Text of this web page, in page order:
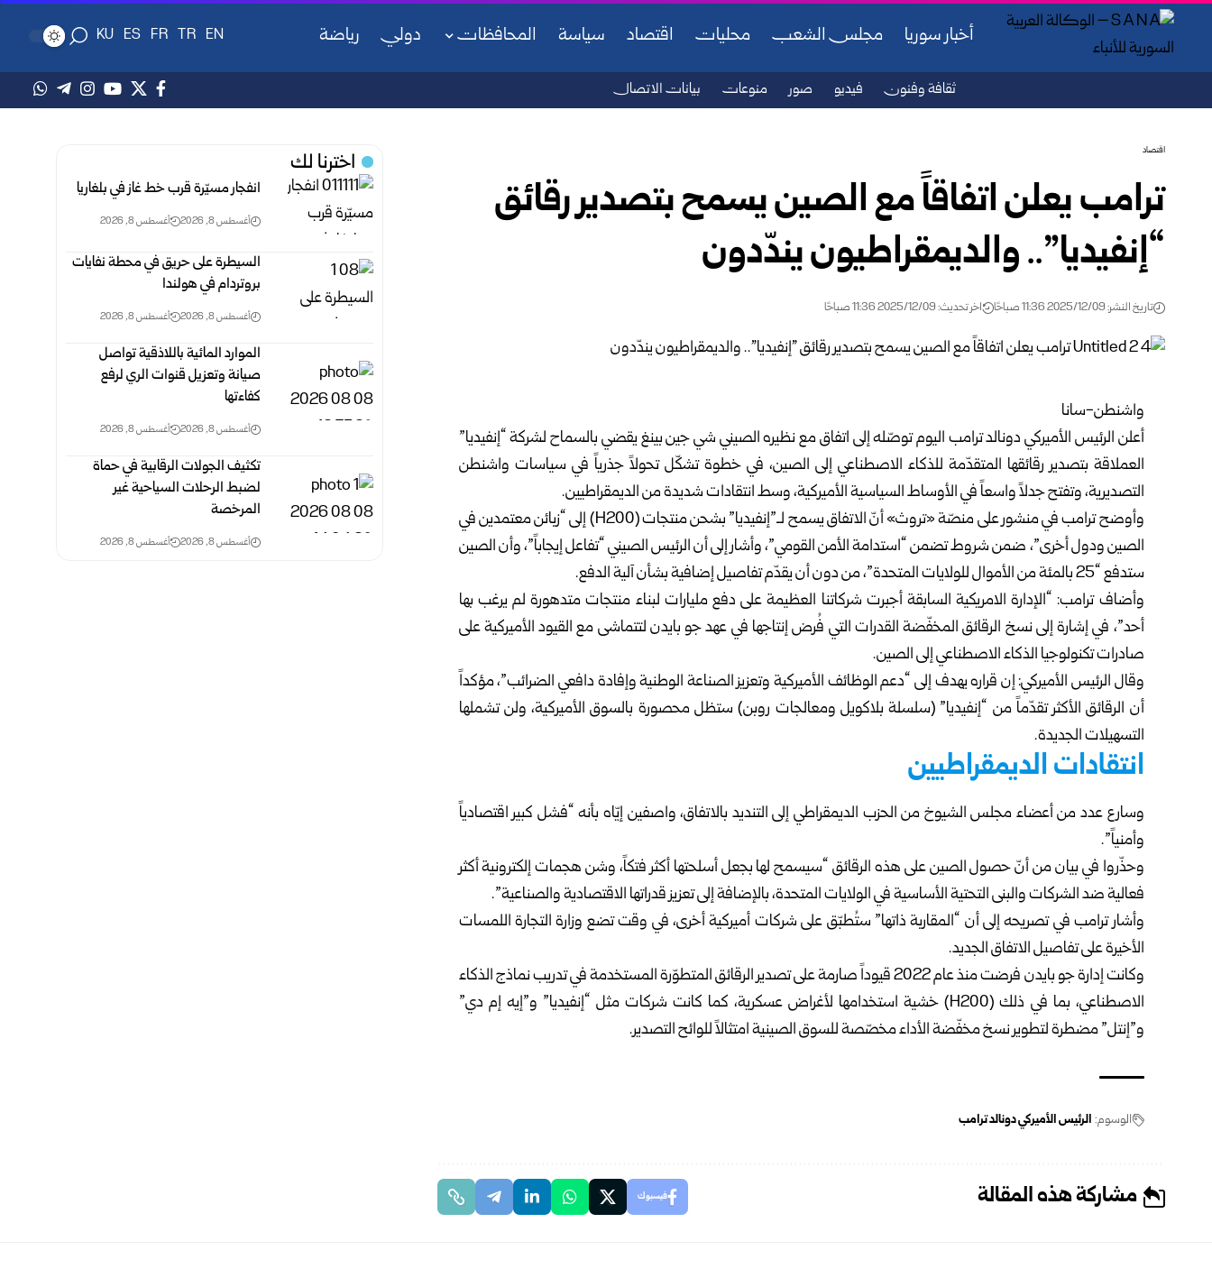
أخبار سوريا مجلس الشعب محليات اقتصاد سياسة المحافظات دولي رياضة EN
TR
FR
ES
KU
ثقافة وفنون فيديو صور منوعات بيانات الاتصال
اقتصاد
ترامب يعلن اتفاقاً مع الصين يسمح بتصدير رقائق
“إنفيديا”.. والديمقراطيون يندّدون
تاريخ النشر: 2025/12/09 11:36 صباحًا اخر تحديث: 2025/12/09 11:36 صباحًا
واشنطن-سانا
أعلن الرئيس الأميركي دونالد ترامب اليوم توصّله إلى اتفاق مع نظيره الصيني شي جين بينغ يقضي بالسماح لشركة “إنفيديا”
العملاقة بتصدير رقائقها المتقدّمة للذكاء الاصطناعي إلى الصين، في خطوة تشكّل تحولاً جذرياً في سياسات واشنطن
التصديرية، وتفتح جدلاً واسعاً في الأوساط السياسية الأميركية، وسط انتقادات شديدة من الديمقراطيين.
وأوضح ترامب في منشور على منصّة «تروث» أنّ الاتفاق يسمح لـ”إنفيديا” بشحن منتجات (H200) إلى “زبائن معتمدين في
الصين ودول أخرى”، ضمن شروط تضمن “استدامة الأمن القومي”، وأشار إلى أن الرئيس الصيني “تفاعل إيجاباً”، وأن الصين
ستدفع “25 بالمئة من الأموال للولايات المتحدة”، من دون أن يقدّم تفاصيل إضافية بشأن آلية الدفع.
وأضاف ترامب: “الإدارة الامريكية السابقة أجبرت شركاتنا العظيمة على دفع مليارات لبناء منتجات متدهورة لم يرغب بها
أحد”، في إشارة إلى نسخ الرقائق المخفّضة القدرات التي فُرض إنتاجها في عهد جو بايدن لتتماشى مع القيود الأميركية على
صادرات تكنولوجيا الذكاء الاصطناعي إلى الصين.
وقال الرئيس الأميركي: إن قراره يهدف إلى “دعم الوظائف الأميركية وتعزيز الصناعة الوطنية وإفادة دافعي الضرائب”، مؤكداً
أن الرقائق الأكثر تقدّماً من “إنفيديا” (سلسلة بلاكويل ومعالجات روبن) ستظل محصورة بالسوق الأميركية، ولن تشملها
التسهيلات الجديدة.
انتقادات الديمقراطيين
وسارع عدد من أعضاء مجلس الشيوخ من الحزب الديمقراطي إلى التنديد بالاتفاق، واصفين إيّاه بأنه “فشل كبير اقتصادياً
وأمنياً”.
وحذّروا في بيان من أنّ حصول الصين على هذه الرقائق “سيسمح لها بجعل أسلحتها أكثر فتكاً، وشن هجمات إلكترونية أكثر
فعالية ضد الشركات والبنى التحتية الأساسية في الولايات المتحدة، بالإضافة إلى تعزيز قدراتها الاقتصادية والصناعية”.
وأشار ترامب في تصريحه إلى أن “المقاربة ذاتها” ستُطبّق على شركات أميركية أخرى، في وقت تضع وزارة التجارة اللمسات
الأخيرة على تفاصيل الاتفاق الجديد.
وكانت إدارة جو بايدن فرضت منذ عام 2022 قيوداً صارمة على تصدير الرقائق المتطوّرة المستخدمة في تدريب نماذج الذكاء
الاصطناعي، بما في ذلك (H200) خشية استخدامها لأغراض عسكرية، كما كانت شركات مثل “إنفيديا” و”إيه إم دي”
و”إنتل” مضطرة لتطوير نسخ مخفّضة الأداء مخصّصة للسوق الصينية امتثالاً للوائح التصدير.
الوسوم: الرئيس الأميركي دونالد ترامب
مشاركة هذه المقالة فيسبوك
اخترنا لك
انفجار مسيّرة قرب خط غاز في بلغاريا
أغسطس 8, 2026 أغسطس 8, 2026
السيطرة على حريق في محطة نفايات
بروتردام في هولندا
أغسطس 8, 2026 أغسطس 8, 2026
الموارد المائية باللاذقية تواصل
صيانة وتعزيل قنوات الري لرفع
‏كفاءتها
أغسطس 8, 2026 أغسطس 8, 2026
تكثيف الجولات الرقابية في حماة
لضبط الرحلات السياحية غير
‏المرخصة
أغسطس 8, 2026 أغسطس 8, 2026